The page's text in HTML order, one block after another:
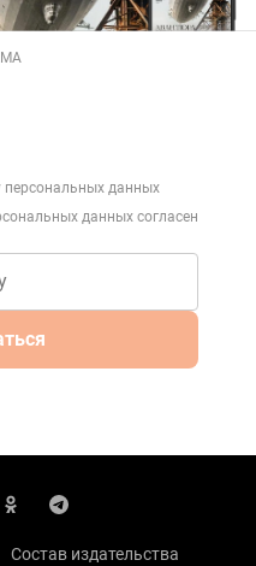
персональных данных
данных согласен
Состав издательства